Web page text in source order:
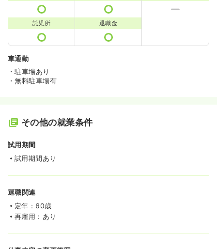
託児所 退職金
車通勤
・駐車場あり
・無料駐車場有
その他の就業条件
試用期間
試用期間あり
退職関連
定年：60歳
再雇用：あり